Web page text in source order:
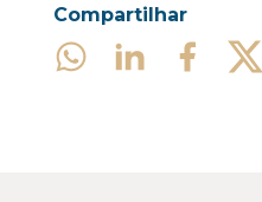
Compartilhar